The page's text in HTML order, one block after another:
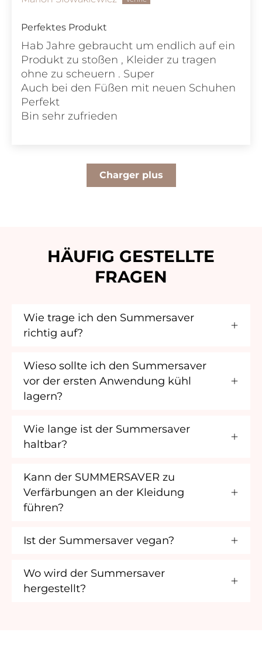
Perfektes Produkt
Hab Jahre gebraucht um endlich auf ein
Produkt zu stoßen , Kleider zu tragen
ohne zu scheuern . Super
Auch bei den Füßen mit neuen Schuhen
Perfekt
Bin sehr zufrieden
Charger plus
HÄUFIG GESTELLTE
FRAGEN
Wie trage ich den Summersaver
richtig auf?
Wieso sollte ich den Summersaver
vor der ersten Anwendung kühl
lagern?
Wie lange ist der Summersaver
haltbar?
Kann der SUMMERSAVER zu
Verfärbungen an der Kleidung
führen?
Ist der Summersaver vegan?
Wo wird der Summersaver
hergestellt?